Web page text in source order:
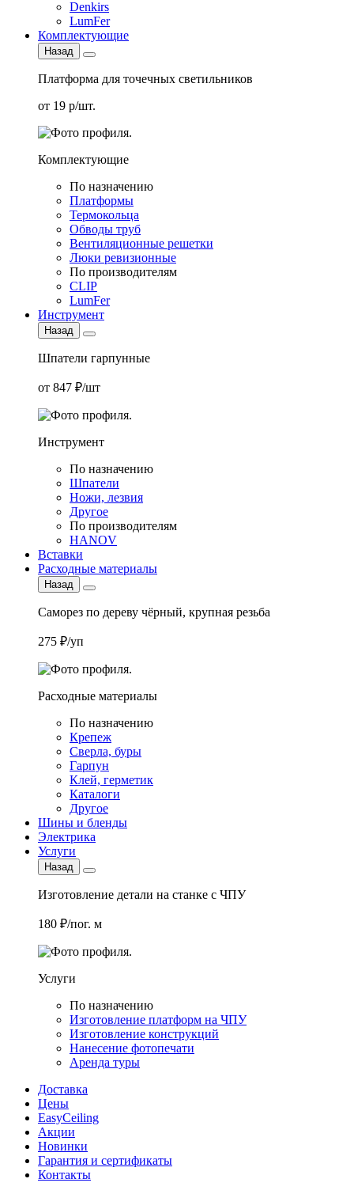
Denkirs
LumFer
Комплектующие
Назад
Платформа для точечных светильников
от 19 р/шт.
Комплектующие
По назначению
Платформы
Термокольца
Обводы труб
Вентиляционные решетки
Люки ревизионные
По производителям
CLIP
LumFer
Инструмент
Назад
Шпатели гарпунные
от 847 ₽/шт
Инструмент
По назначению
Шпатели
Ножи, лезвия
Другое
По производителям
HANOV
Вставки
Расходные материалы
Назад
Саморез по дереву чёрный, крупная резьба
275 ₽/уп
Расходные материалы
По назначению
Крепеж
Сверла, буры
Гарпун
Клей, герметик
Каталоги
Другое
Шины и бленды
Электрика
Услуги
Назад
Изготовление детали на станке с ЧПУ
180 ₽/пог. м
Услуги
По назначению
Изготовление платформ на ЧПУ
Изготовление конструкций
Нанесение фотопечати
Аренда туры
Доставка
Цены
EasyCeiling
Акции
Новинки
Гарантия и сертификаты
Контакты